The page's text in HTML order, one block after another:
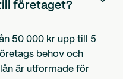
företaget?
50 000 kr upp till 5
behov och
är utformade för